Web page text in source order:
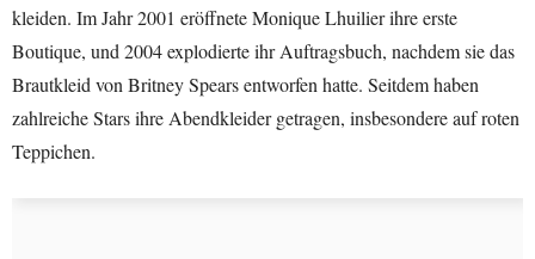
kleiden. Im Jahr 2001 eröffnete Monique Lhuilier ihre erste
Boutique, und 2004 explodierte ihr Auftragsbuch, nachdem sie das
Brautkleid von Britney Spears entworfen hatte. Seitdem haben
zahlreiche Stars ihre Abendkleider getragen, insbesondere auf roten
Teppichen.